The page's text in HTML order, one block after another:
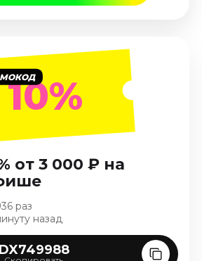
10%
от 3 000 ₽ на
раз
назад
DX749988